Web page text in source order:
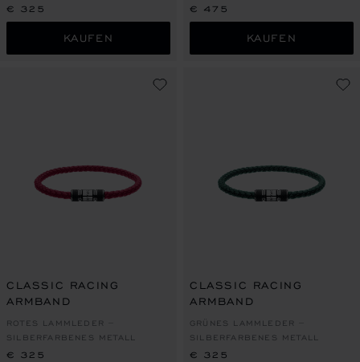
TÖNEN
€ 325
KAUFEN
€ 475
KAUFEN
CLASSIC RACING
ARMBAND
ROTES LAMMLEDER –
SILBERFARBENES METALL
€ 325
CLASSIC RACING
ARMBAND
GRÜNES LAMMLEDER –
SILBERFARBENES METALL
€ 325